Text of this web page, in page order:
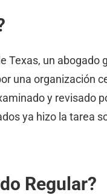
Texas, un abogado
una organización
y revisado
ya hizo la tarea
Regular?